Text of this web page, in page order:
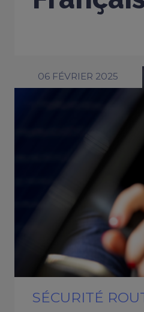
06 FÉVRIER 2025
SÉCURITÉ